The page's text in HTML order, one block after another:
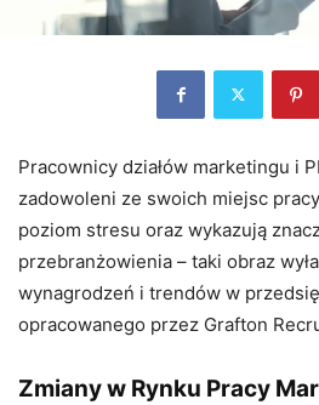
Pracownicy działów marketingu i
zadowoleni ze swoich miejsc
poziom stresu oraz wykazują
przebranżowienia – taki obraz
wynagrodzeń i trendów w
opracowanego przez Grafton
Zmiany w Rynku Pracy